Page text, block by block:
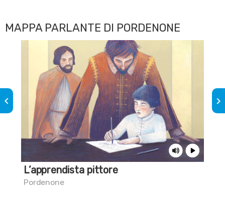
MAPPA PARLANTE DI PORDENONE
L’apprendista pittore
Pordenone
keyboard_arrow_left keyboard_arrow_right